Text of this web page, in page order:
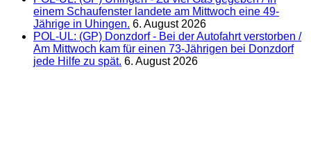
einem Schaufenster landete am Mittwoch eine 49-
Jährige in Uhingen. 6. August 2026
POL-UL: (GP) Donzdorf - Bei der Autofahrt verstorben /
Am Mittwoch kam für einen 73-Jährigen bei Donzdorf
jede Hilfe zu spät. 6. August 2026